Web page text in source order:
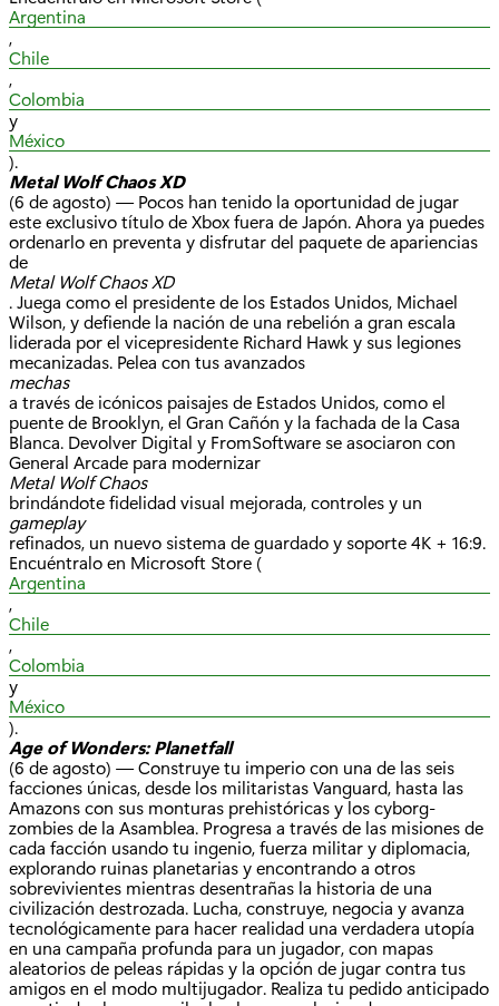
Argentina
,
Chile
,
Colombia
y
México
).
Metal Wolf Chaos XD
(6 de agosto) — Pocos han tenido la oportunidad de jugar
este exclusivo título de Xbox fuera de Japón. Ahora ya puedes
ordenarlo en preventa y disfrutar del paquete de apariencias
de
Metal Wolf Chaos XD
. Juega como el presidente de los Estados Unidos, Michael
Wilson, y defiende la nación de una rebelión a gran escala
liderada por el vicepresidente Richard Hawk y sus legiones
mecanizadas. Pelea con tus avanzados
mechas
a través de icónicos paisajes de Estados Unidos, como el
puente de Brooklyn, el Gran Cañón y la fachada de la Casa
Blanca. Devolver Digital y FromSoftware se asociaron con
General Arcade para modernizar
Metal Wolf Chaos
brindándote fidelidad visual mejorada, controles y un
gameplay
refinados, un nuevo sistema de guardado y soporte 4K + 16:9.
Encuéntralo en Microsoft Store (
Argentina
,
Chile
,
Colombia
y
México
).
Age of Wonders: Planetfall
(6 de agosto) — Construye tu imperio con una de las seis
facciones únicas, desde los militaristas Vanguard, hasta las
Amazons con sus monturas prehistóricas y los cyborg-
zombies de la Asamblea. Progresa a través de las misiones de
cada facción usando tu ingenio, fuerza militar y diplomacia,
explorando ruinas planetarias y encontrando a otros
sobrevivientes mientras desentrañas la historia de una
civilización destrozada. Lucha, construye, negocia y avanza
tecnológicamente para hacer realidad una verdadera utopía
en una campaña profunda para un jugador, con mapas
aleatorios de peleas rápidas y la opción de jugar contra tus
amigos en el modo multijugador. Realiza tu pedido anticipado